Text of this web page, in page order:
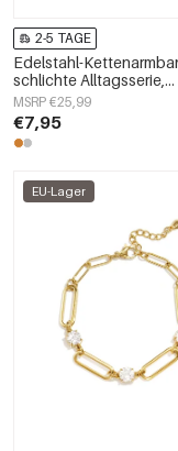
2-5 TAGE
Edelstahl-
schlichte Alltagsserie,
Damenschmuck
MSRP €25,99
€7,95
EU-Lager